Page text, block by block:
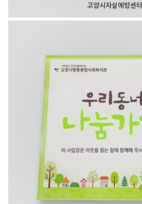
고양시자살예방센터